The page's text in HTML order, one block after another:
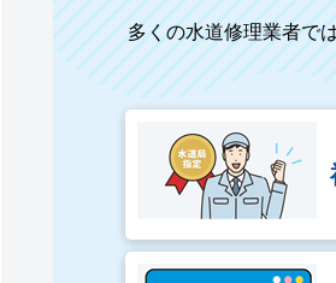
多くの水道修理業者で